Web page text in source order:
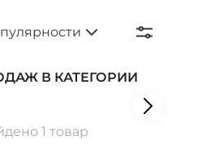
В КАТЕГОРИИ
1 товар